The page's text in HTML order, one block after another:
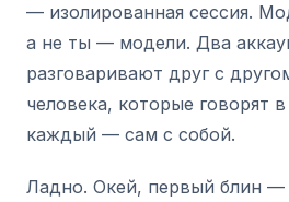
— изолированная сессия.
а не ты — модели. Два
разговаривают друг с
человека, которые говорят
каждый — сам с собой.
Ладно. Окей, первый блин